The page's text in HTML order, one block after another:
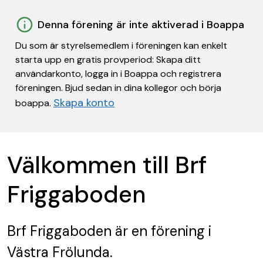
Denna förening är inte aktiverad i Boappa
Du som är styrelsemedlem i föreningen kan enkelt
starta upp en gratis provperiod: Skapa ditt
användarkonto, logga in i Boappa och registrera
föreningen. Bjud sedan in dina kollegor och börja
boappa. Skapa konto
Välkommen till Brf
Friggaboden
Brf Friggaboden är en förening i
Västra Frölunda.